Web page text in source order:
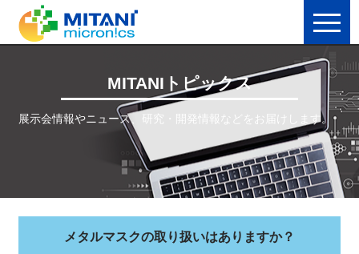
MITANIトピックス
展示会情報やニュース、研究・開発情報などをお届けします。
メタルマスクの取り扱いはありますか？